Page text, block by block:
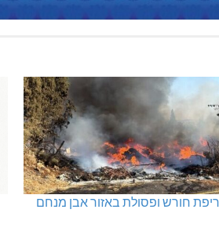
חורש ופסולת באזור אבן מנחם